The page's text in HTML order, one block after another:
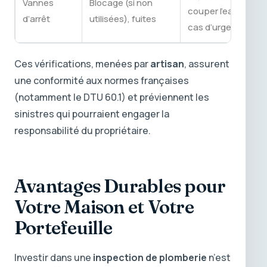
Vannes
d’arrêt
Blocage (si non
utilisées), fuites
couper l’eau en
cas d’urgence
Ces vérifications, menées parartisan, assurent
une conformité aux normes françaises
(notamment le DTU 60.1) et préviennent les
sinistres qui pourraient engager la
responsabilité du propriétaire.
Avantages Durables pour
Votre Maison et Votre
Portefeuille
Investir dans une inspection de plomberie n’est